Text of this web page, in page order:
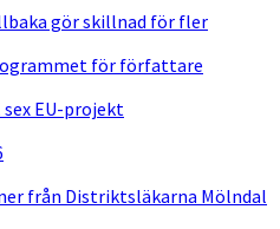
gör skillnad för fler
för författare
EU-projekt
från Distriktsläkarna Mölndal